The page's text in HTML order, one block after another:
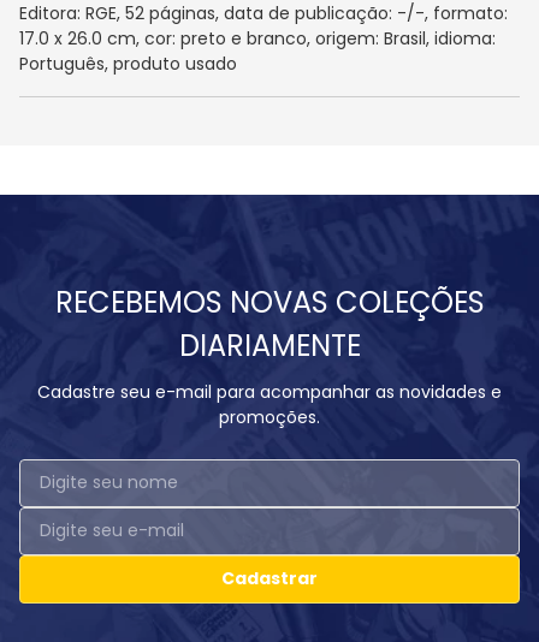
Editora: RGE, 52 páginas, data de publicação: -/-, formato:
17.0 x 26.0 cm, cor: preto e branco, origem: Brasil, idioma:
Português, produto usado
RECEBEMOS NOVAS COLEÇÕES
DIARIAMENTE
Cadastre seu e-mail para acompanhar as novidades e
promoções.
Cadastrar